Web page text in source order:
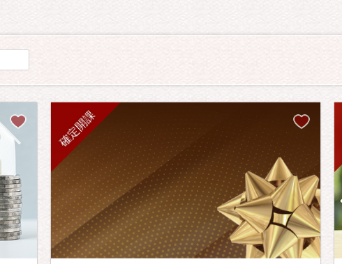
確定開課